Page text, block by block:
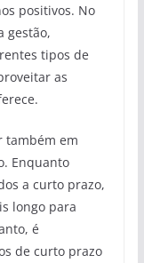
positivos. No
gestão,
tipos de
as
também em
Enquanto
a curto prazo,
longo para
é
de curto prazo